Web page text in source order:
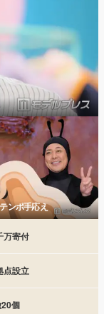
ンポ手応え
万寄付
点設立
個